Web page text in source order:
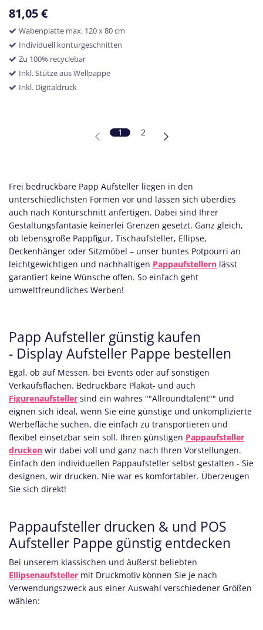
81,05€
Wabenplatte max. 120 x 80 cm
Individuell konturgeschnitten
Zu 100% recyclebar
Inkl. Stütze aus Wellpappe
Inkl. Digitaldruck
1 2
Frei bedruckbare Papp Aufsteller liegen in den
unterschiedlichsten Formen vor und lassen sich überdies
auch nach Konturschnitt anfertigen. Dabei sind Ihrer
Gestaltungsfantasie keinerlei Grenzen gesetzt. Ganz gleich,
ob lebensgroße Pappfigur, Tischaufsteller, Ellipse,
Deckenhänger oder Sitzmöbel – unser buntes Potpourri an
leichtgewichtigen und nachhaltigen Pappaufstellern lässt
garantiert keine Wünsche offen. So einfach geht
umweltfreundliches Werben!
Papp Aufsteller günstig kaufen
- Display Aufsteller Pappe bestellen
Egal, ob auf Messen, bei Events oder auf sonstigen
Verkaufsflächen. Bedruckbare Plakat- und auch
Figurenaufsteller sind ein wahres ""Allroundtalent"" und
eignen sich ideal, wenn Sie eine günstige und unkomplizierte
Werbefläche suchen, die einfach zu transportieren und
flexibel einsetzbar sein soll. Ihren günstigen Pappaufsteller
drucken wir dabei voll und ganz nach Ihren Vorstellungen.
Einfach den individuellen Pappaufsteller selbst gestalten - Sie
designen, wir drucken. Nie war es komfortabler. Überzeugen
Sie sich direkt!
Pappaufsteller drucken & und POS
Aufsteller Pappe günstig entdecken
Bei unserem klassischen und äußerst beliebten
Ellipsenaufsteller mit Druckmotiv können Sie je nach
Verwendungszweck aus einer Auswahl verschiedener Größen
wählen: